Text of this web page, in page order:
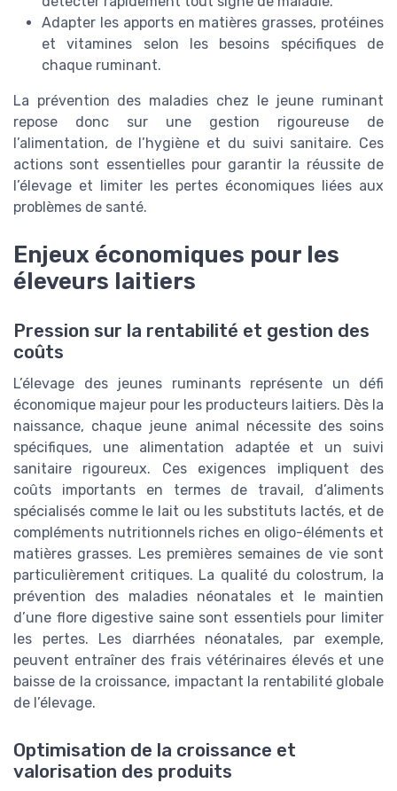
Adapter les apports en matières grasses, protéines
et vitamines selon les besoins spécifiques de
chaque ruminant.
La prévention des maladies chez le jeune ruminant
repose donc sur une gestion rigoureuse de
l’alimentation, de l’hygiène et du suivi sanitaire. Ces
actions sont essentielles pour garantir la réussite de
l’élevage et limiter les pertes économiques liées aux
problèmes de santé.
Enjeux économiques pour les
éleveurs laitiers
Pression sur la rentabilité et gestion des
coûts
L’élevage des jeunes ruminants représente un défi
économique majeur pour les producteurs laitiers. Dès la
naissance, chaque jeune animal nécessite des soins
spécifiques, une alimentation adaptée et un suivi
sanitaire rigoureux. Ces exigences impliquent des
coûts importants en termes de travail, d’aliments
spécialisés comme le lait ou les substituts lactés, et de
compléments nutritionnels riches en oligo-éléments et
matières grasses. Les premières semaines de vie sont
particulièrement critiques. La qualité du colostrum, la
prévention des maladies néonatales et le maintien
d’une flore digestive saine sont essentiels pour limiter
les pertes. Les diarrhées néonatales, par exemple,
peuvent entraîner des frais vétérinaires élevés et une
baisse de la croissance, impactant la rentabilité globale
de l’élevage.
Optimisation de la croissance et
valorisation des produits